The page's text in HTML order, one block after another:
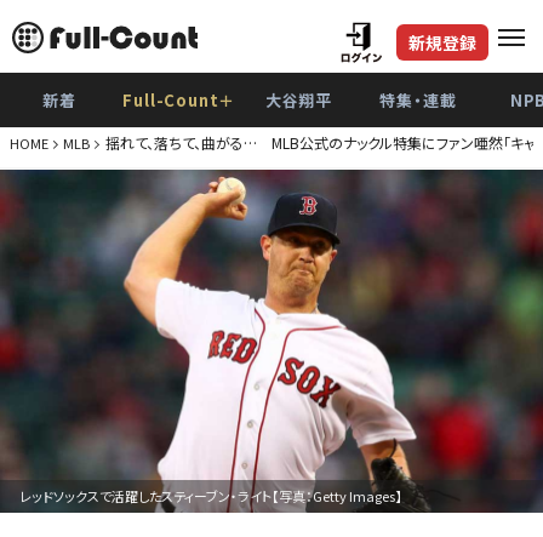
新規登録
新着 Full-Count＋ 大谷翔平 特集・連載
HOME MLB 揺れて、落ちて、曲がる… MLB公式のナックル特集にファン唖然「キャ
レッドソックスで活躍したスティーブン・ライト【写真：Getty Images】